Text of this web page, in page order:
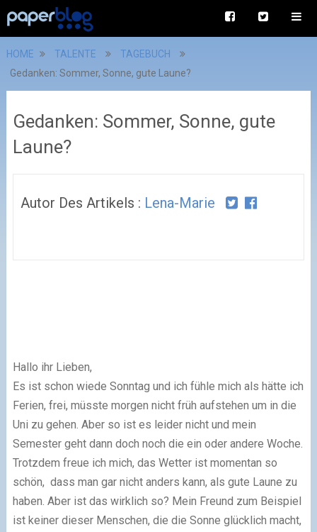
HOME TALENTE
TAGEBUCH
Gedanken: Sommer, Sonne, gute Laune?
Gedanken: Sommer, Sonne, gute
Laune?
Autor Des Artikels : Lena-Marie
Hallo ihr Lieben,
Es ist schon wiede Sonntag und ich fühle mich als hätte ich
Ferien, frei, müsste morgen nicht früh aufstehen um in die
Uni zu gehen. Aber so ist es leider nicht und mein
Semester geht dann doch noch die ein oder andere Woche.
Trotzdem freue ich mich, das Wetter ist momentan so
schön, dass man gar nicht anders kann, als gute Laune zu
haben. Aber ist das wirklich so? Mein Freund zum Beispiel
ist keiner dieser Menschen, die die Sonne glücklich macht,